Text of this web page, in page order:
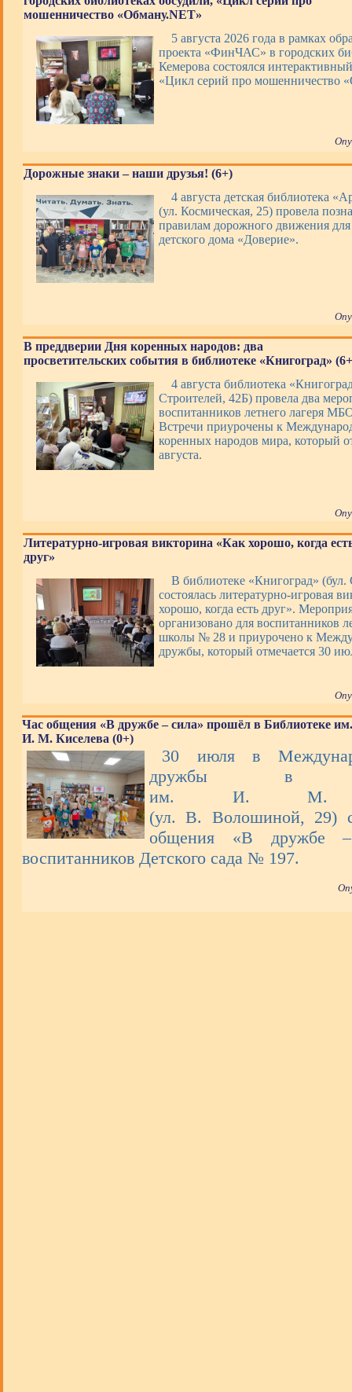
мошенничество «Обману.NET»
5 августа 2026 года в рамках
проекта «ФинЧАС» в городских
Кемерова состоялся
«Цикл серий про мошенничество
Дорожные знаки – наши друзья! (6+)
4 августа детская библиотека
(ул. Космическая, 25) провела
правилам дорожного движения
детского дома «Доверие».
В преддверии Дня коренных народов: два
просветительских события в библиотеке «Книгоград»
4 августа библиотека
Строителей, 42Б) провела два
воспитанников летнего лагеря
Встречи приурочены к
коренных народов мира, который
августа.
Литературно-игровая викторина «Как хорошо, когда
друг»
В библиотеке «Книгоград» (бул.
состоялась литературно-игровая
хорошо, когда есть друг».
организовано для воспитанников
школы № 28 и приурочено к
дружбы, который отмечается 30
Час общения «В дружбе – сила» прошёл в Библиотеке им.
И. М. Киселева (0+)
30 июля в
дружбы в
им. И. М.
(ул. В. Волошиной, 29)
общения «В дружбе
воспитанников Детского сада № 197.